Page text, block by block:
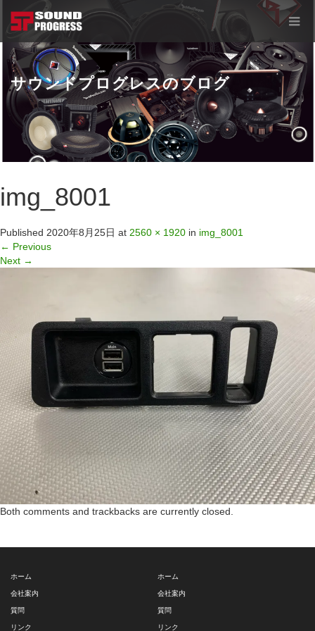
サウンドプログレスのブログ
img_8001
Published 2020年8月25日 at 2560 × 1920 in img_8001
← Previous
Next →
Both comments and trackbacks are currently closed.
ホーム
会社案内
質問
リンク
ホーム
会社案内
質問
リンク